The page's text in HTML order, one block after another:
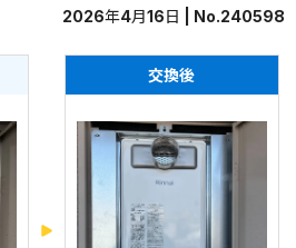
2026年4月16日 | No.240598
交換後